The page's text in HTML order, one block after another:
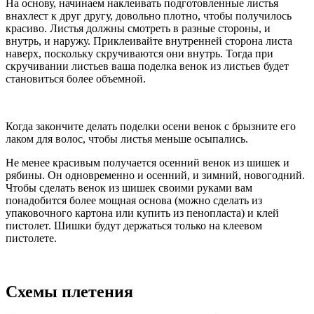
На основу, начинаем наклеивать подготовленные листья
внахлест к друг другу, довольно плотно, чтобы получилось
красиво. Листья должны смотреть в разные стороны, и
внутрь, и наружу. Приклеивайте внутренней сторона листа
наверх, поскольку скручиваются они внутрь. Тогда при
скручивании листьев ваша поделка венок из листьев будет
становиться более объемной.
Когда закончите делать поделки осени венок с брызните его
лаком для волос, чтобы листья меньше осыпались.
Не менее красивым получается осенний венок из шишек и
рябины. Он одновременно и осенний, и зимний, новогодний.
Чтобы сделать венок из шишек своими руками вам
понадобится более мощная основа (можно сделать из
упаковочного картона или купить из пенопласта) и клей
пистолет. Шишки будут держаться только на клеевом
пистолете.
Схемы плетения